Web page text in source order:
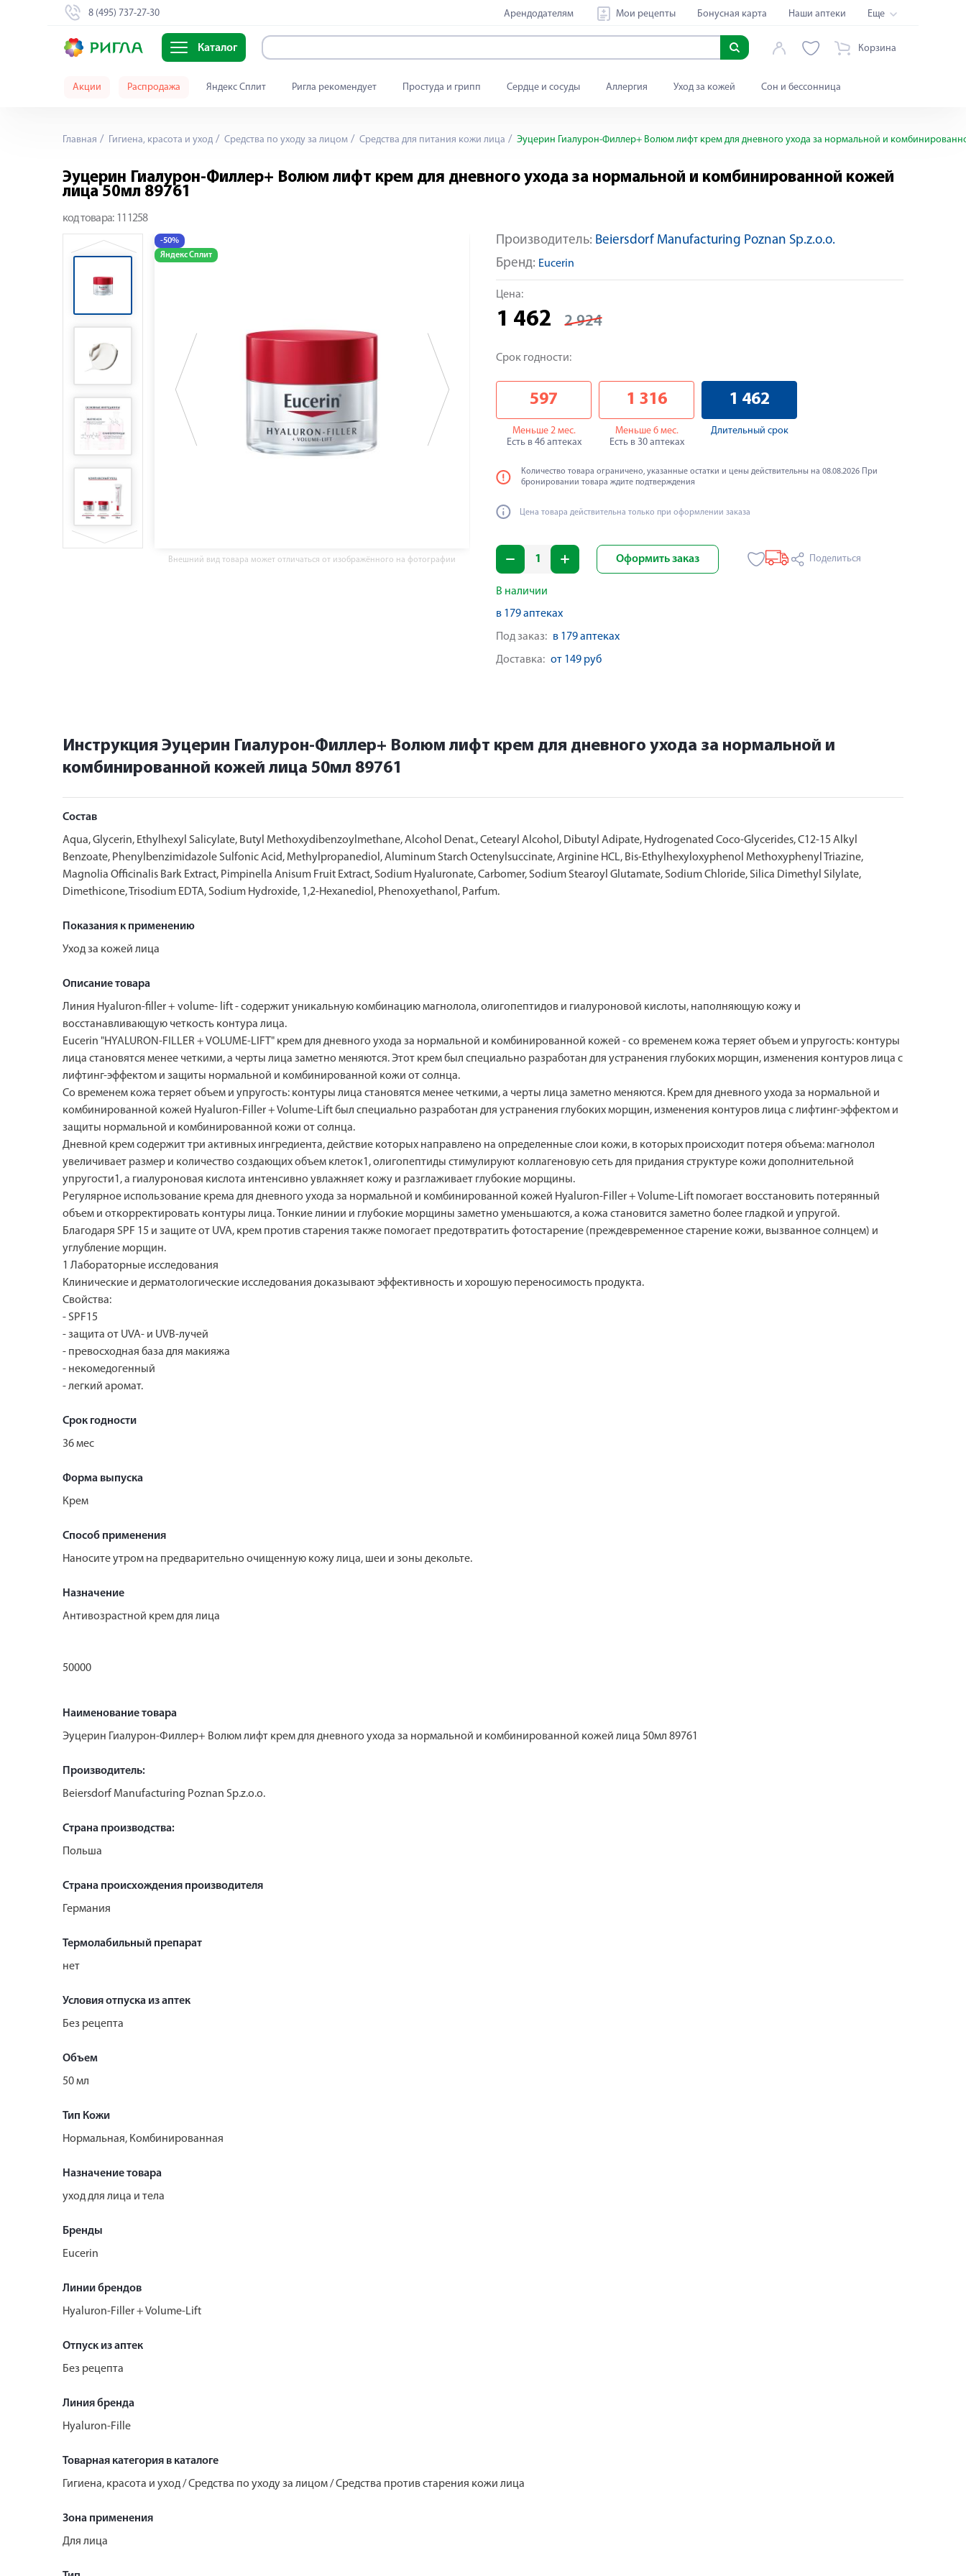
8 (495) 737-27-30 Арендодателям Мои рецепты Бонусная карта Наши аптеки Еще
Каталог Корзина
Акции Распродажа Яндекс Сплит Ригла рекомендует Простуда и грипп Сердце и сосуды Аллергия Уход за кожей Сон и бессонница
Главная Гигиена, красота и уход Средства по уходу за лицом Средства для питания кожи лица Эуцерин Гиалурон-Филлер+ Волюм лифт крем для дневного ухода за нормальной и
Эуцерин Гиалурон-Филлер+ Волюм лифт крем для дневного ухода за нормальной и комбинированной кожей
лица 50мл 89761
код товара: 111258
-50%
Яндекс Сплит
-50%
Внешний вид товара может отличаться от изображённого на фотографии
Производитель: Beiersdorf Manufacturing Poznan Sp.z.o.o.
Бренд: Eucerin
Цена:
1 462 2 924
Срок годности:
597
Меньше 2 мес.
Есть в 46 аптеках
1 316
Меньше 6 мес.
Есть в 30 аптеках
1 462
Длительный срок
Количество товара ограничено, указанные остатки и цены действительны на 08.08.2026 При
бронировании товара ждите подтверждения
Цена товара действительна только при оформлении заказа
Оформить заказ Поделиться
В наличии
в 179 аптеках
Под заказ: в 179 аптеках
Доставка: от 149 руб
Инструкция Эуцерин Гиалурон-Филлер+ Волюм лифт крем для дневного ухода за нормальной и
комбинированной кожей лица 50мл 89761
Состав
Aqua, Glycerin, Ethylhexyl Salicylate, Butyl Methoxydibenzoylmethane, Alcohol Denat., Cetearyl Alcohol, Dibutyl Adipate, Hydrogenated Coco-Glycerides, C12-15 Alkyl
Benzoate, Phenylbenzimidazole Sulfonic Acid, Methylpropanediol, Aluminum Starch Octenylsuccinate, Arginine HCL, Bis-Ethylhexyloxyphenol Methoxyphenyl Triazine,
Magnolia Officinalis Bark Extract, Pimpinella Anisum Fruit Extract, Sodium Hyaluronate, Carbomer, Sodium Stearoyl Glutamate, Sodium Chloride, Silica Dimethyl Silylate,
Dimethicone, Trisodium EDTA, Sodium Hydroxide, 1,2-Hexanediol, Phenoxyethanol, Parfum.
Показания к применению
Уход за кожей лица
Описание товара
Линия Hyaluron-filler + volume- lift - содержит уникальную комбинацию магнолола, олигопептидов и гиалуроновой кислоты, наполняющую кожу и
восстанавливающую четкость контура лица.
Eucerin "HYALURON-FILLER + VOLUME-LIFT" крем для дневного ухода за нормальной и комбинированной кожей - со временем кожа теряет объем и упругость: контуры
лица становятся менее четкими, а черты лица заметно меняются. Этот крем был специально разработан для устранения глубоких морщин, изменения контуров лица с
лифтинг-эффектом и защиты нормальной и комбинированной кожи от солнца.
Со временем кожа теряет объем и упругость: контуры лица становятся менее четкими, а черты лица заметно меняются. Крем для дневного ухода за нормальной и
комбинированной кожей Hyaluron-Filler + Volume-Lift был специально разработан для устранения глубоких морщин, изменения контуров лица с лифтинг-эффектом и
защиты нормальной и комбинированной кожи от солнца.
Дневной крем содержит три активных ингредиента, действие которых направлено на определенные слои кожи, в которых происходит потеря объема: магнолол
увеличивает размер и количество создающих объем клеток1, олигопептиды стимулируют коллагеновую сеть для придания структуре кожи дополнительной
упругости1, а гиалуроновая кислота интенсивно увлажняет кожу и разглаживает глубокие морщины.
Регулярное использование крема для дневного ухода за нормальной и комбинированной кожей Hyaluron-Filler + Volume-Lift помогает восстановить потерянный
объем и откорректировать контуры лица. Тонкие линии и глубокие морщины заметно уменьшаются, а кожа становится заметно более гладкой и упругой.
Благодаря SPF 15 и защите от UVA, крем против старения также помогает предотвратить фотостарение (преждевременное старение кожи, вызванное солнцем) и
углубление морщин.
1 Лабораторные исследования
Клинические и дерматологические исследования доказывают эффективность и хорошую переносимость продукта.
Свойства:
- SPF15
- защита от UVA- и UVB-лучей
- превосходная база для макияжа
- некомедогенный
- легкий аромат.
Срок годности
36 мес
Форма выпуска
Крем
Способ применения
Наносите утром на предварительно очищенную кожу лица, шеи и зоны декольте.
Назначение
Антивозрастной крем для лица
50000
Наименование товара
Эуцерин Гиалурон-Филлер+ Волюм лифт крем для дневного ухода за нормальной и комбинированной кожей лица 50мл 89761
Производитель:
Beiersdorf Manufacturing Poznan Sp.z.o.o.
Страна производства:
Польша
Страна происхождения производителя
Германия
Термолабильный препарат
нет
Условия отпуска из аптек
Без рецепта
Объем
50 мл
Тип Кожи
Нормальная, Комбинированная
Назначение товара
уход для лица и тела
Бренды
Eucerin
Линии брендов
Hyaluron-Filler + Volume-Lift
Отпуск из аптек
Без рецепта
Линия бренда
Hyaluron-Fille
Товарная категория в каталоге
Гигиена, красота и уход / Средства по уходу за лицом / Средства против старения кожи лица
Зона применения
Для лица